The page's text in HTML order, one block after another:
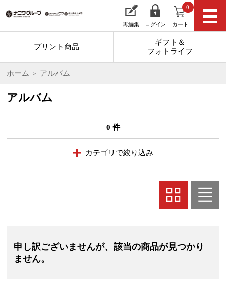
再編集 ログイン カート
0
プリント商品
ギフト＆
フォトライフ
ホーム アルバム
アルバム
0 件
カテゴリで絞り込み
申し訳ございませんが、該当の商品が見つかり
ません。